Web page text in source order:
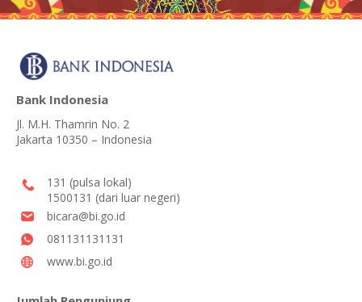
Bank Indonesia
Jl. M.H. Thamrin No. 2
Jakarta 10350 – Indonesia
131 (pulsa lokal)
1500131 (dari luar negeri)
bicara@bi.go.id
081131131131
www.bi.go.id